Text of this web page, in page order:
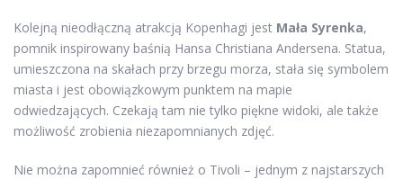
Kolejną nieodłączną atrakcją Kopenhagi jest Mała Syrenka,
pomnik inspirowany baśnią Hansa Christiana Andersena. Statua,
umieszczona na skałach przy brzegu morza, stała się symbolem
miasta i jest obowiązkowym punktem na mapie
odwiedzających. Czekają tam nie tylko piękne widoki, ale także
możliwość zrobienia niezapomnianych zdjęć.
Nie można zapomnieć również o Tivoli – jednym z najstarszych